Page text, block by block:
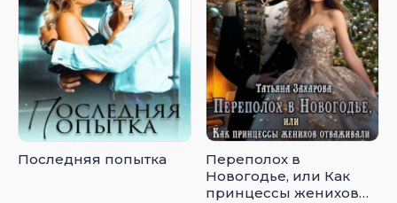
Последняя попытка
Переполох в
Новогодье, или Как
принцессы женихов